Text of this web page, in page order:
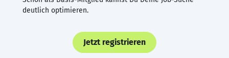
deutlich optimieren.
Jetzt registrieren